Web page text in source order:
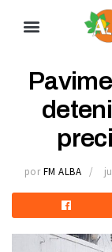
por FM ALBA